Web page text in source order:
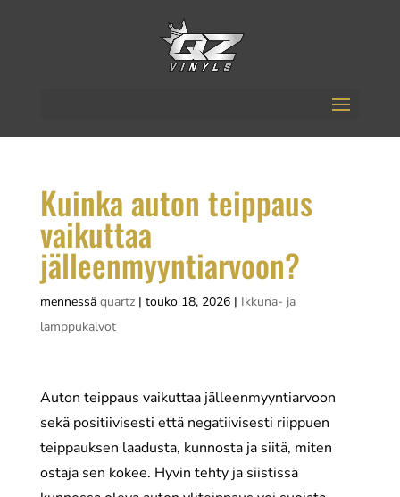
Kuinka auton teippaus
vaikuttaa
jälleenmyyntiarvoon?
mennessä quartz| touko 18, 2026| Ikkuna- ja
lamppukalvot
Auton teippaus vaikuttaa jälleenmyyntiarvoon
sekä positiivisesti että negatiivisesti riippuen
teippauksen laadusta, kunnosta ja siitä, miten
ostaja sen kokee. Hyvin tehty ja siistissä